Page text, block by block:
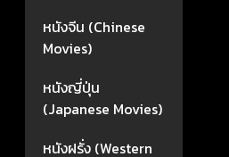
หนังจีน (Chinese
Movies)
หนังญี่ปุ่น
(Japanese Movies)
หนังฝรั่ง (Western